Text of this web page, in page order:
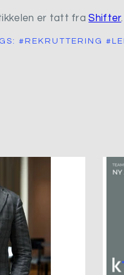
er tatt fraShifter.
#REKRUTTERING